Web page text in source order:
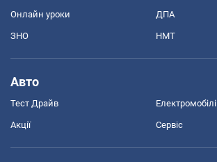
Онлайн уроки ДПА
ЗНО НМТ
Авто
Тест Драйв Електромобілі
Акції Сервіс